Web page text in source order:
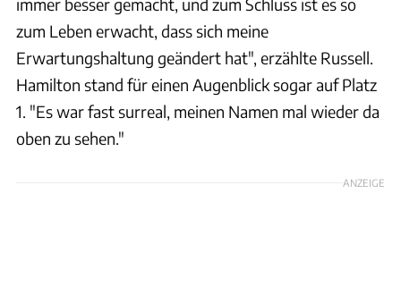
zum Leben erwacht, dass sich meine
Erwartungshaltung geändert hat", erzählte Russell.
Hamilton stand für einen Augenblick sogar auf Platz
1. "Es war fast surreal, meinen Namen mal wieder da
oben zu sehen."
ANZEIGE